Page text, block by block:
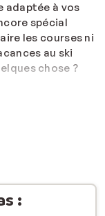
adaptée à vos
spécial
les courses ni
au ski
chose ?
de ski
Trois Vallées, Val
du Loup, La
Les Arcs, Les
Saint
Cenis, Val
: